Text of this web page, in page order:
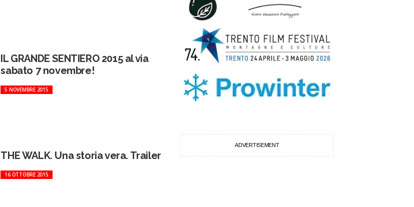
IL GRANDE SENTIERO 2015 al via
sabato 7 novembre!
5 NOVEMBRE 2015
THE WALK. Una storia vera. Trailer
16 OTTOBRE 2015
ADVERTISEMENT